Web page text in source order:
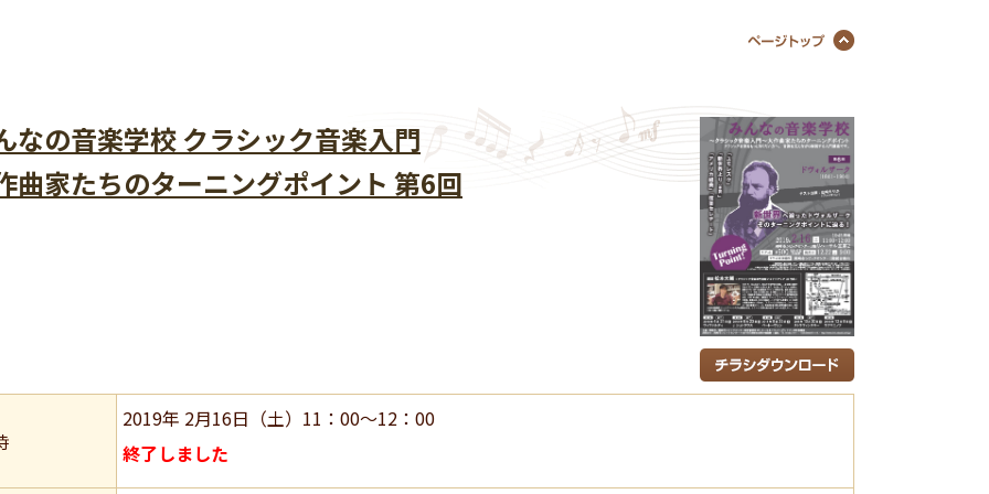
なの音楽学校 クラシック音楽入門
曲家たちのターニングポイント 第6回
2019年 2月16日（土）11：00～12：00
終了しました